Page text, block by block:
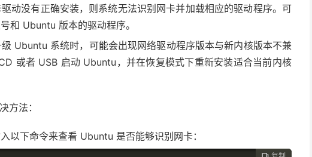
动没有正确安装，则系统无法识别网卡并加载相应的驱动程序。可
和 Ubuntu 版本的驱动程序。
Ubuntu 系统时，可能会出现网络驱动程序版本与新内核版本不兼
或者 USB 启动 Ubuntu，并在恢复模式下重新安装适合当前内核
方法：
以下命令来查看 Ubuntu 是否能够识别网卡：